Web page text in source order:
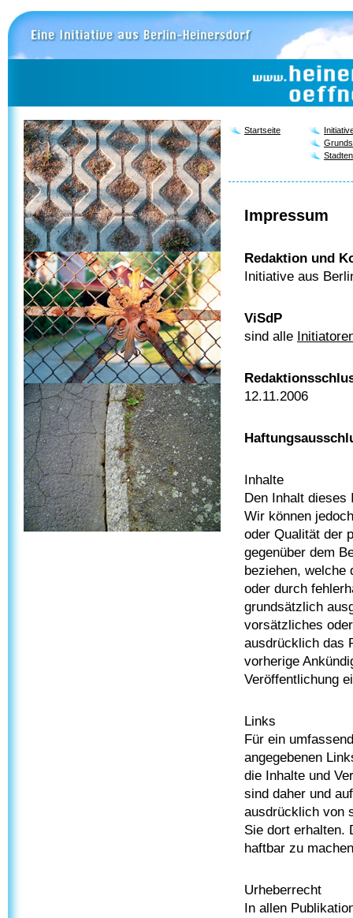
Startseite
Impressum
Redaktion und
Initiative aus
ViSdP
sind alle
12.11.2006
Inhalte
Den Inhalt dieses
Wir können
oder Qualität der
gegenüber dem
beziehen, welche
oder durch
grundsätzlich
vorsätzliches
ausdrücklich das
vorherige
Veröffentlichung
Links
Für ein
angegebenen
die Inhalte und
sind daher und
ausdrücklich von
Sie dort erhalten.
haftbar zu
Urheberrecht
In allen